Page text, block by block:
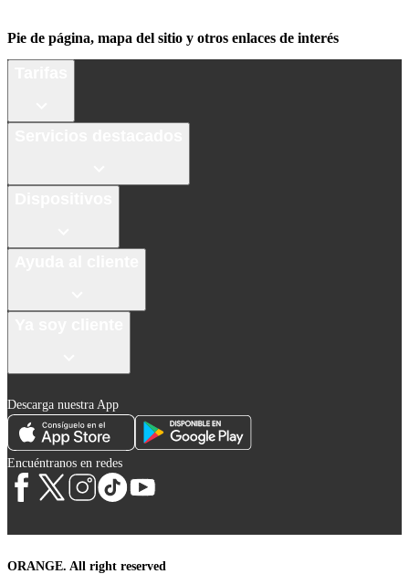
Pie de página, mapa del sitio y otros enlaces de interés
Descarga nuestra App
Encuéntranos en redes
ORANGE. All right reserved